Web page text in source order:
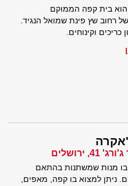
הוא בית קפה הממוקם
רחוב שץ פינת שמואל הנגיד.
כריכים וקינוחים.
41, ירושלים
מנות שמשתנות בהתאם
ניתן למצוא בו קפה, מאפים,